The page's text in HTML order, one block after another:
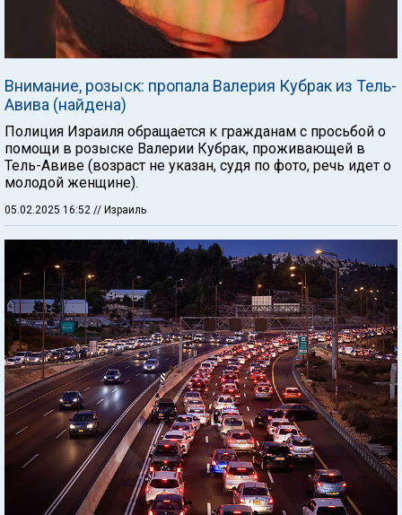
Внимание, розыск: пропала Валерия Кубрак из Тель-
Авива (найдена)
Полиция Израиля обращается к гражданам с просьбой о
помощи в розыске Валерии Кубрак, проживающей в
Тель-Авиве (возраст не указан, судя по фото, речь идет о
молодой женщине).
05.02.2025 16:52 // Израиль